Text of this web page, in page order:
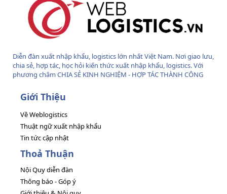
Diễn đàn xuất nhập khẩu, logistics lớn nhất Việt Nam. Nơi giao lưu,
chia sẻ, hợp tác, học hỏi kiến thức xuất nhập khẩu, logistics. Với
phương châm CHIA SẺ KINH NGHIỆM - HỢP TÁC THÀNH CÔNG
Giới Thiệu
Về Weblogistics
Thuật ngữ xuất nhập khẩu
Tin tức cập nhật
Thoả Thuận
Nội Quy diễn đàn
Thông báo - Góp ý